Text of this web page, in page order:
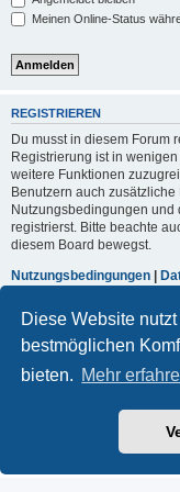
Diese Website
bestmöglichen
bieten. Mehr
Meinen Online-Status
REGISTRIEREN
Du musst in diesem Forum
Registrierung ist in
weitere Funktionen
Benutzern auch
Nutzungsbedingungen und
registrierst. Bitte beachte
diesem Board bewegst.
Nutzungsbedingungen |
Registrieren
Portal Foren-
Powered by